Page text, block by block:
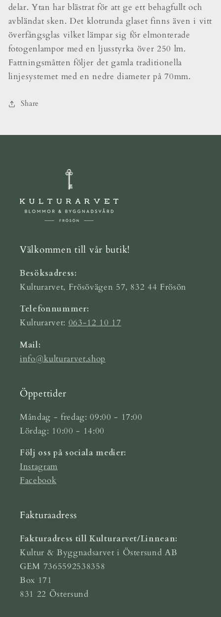
delar. Ytan har blästrat för att ge ett behagfullt och
avbländat sken. Det klotrunda glaset finns även i vitt
överfångsglas vilket lämpar sig för elmonterade
fotogenlampor med en ljusstyrka över 250 lm.
Fattningsmåtten följer det gamla traditionella
linjesystemet med en nedre diameter på 70mm.
Share
Välkommen till vår butik!
Besöksadress:
Kulturarvet, Frösövägen 57, 832 44 Frösön
Telefonnummer:
Kulturarvet: 063-12 10 17
Mail:
info@kulturarvet.shop
Öppettider
Måndag - fredag: 09:00 - 17:00
Lördag: 10:00 - 14:00
Följ oss på sociala medier:
Instagram
Facebook
Fakturaadress
Fakturadress till Kulturarvet/Linnean:
Kultur & Byggnadsarvet i Östersund AB
GEM 7365592538358
Box 171
831 22 Östersund